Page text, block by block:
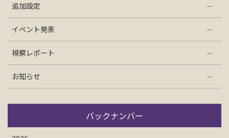
検索
追加設定
イベント発表
視察レポート
お知らせ
バックナンバー